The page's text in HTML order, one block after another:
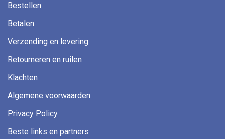
Bestellen
Betalen
Verzending en levering
Retourneren en ruilen
Klachten
Algemene voorwaarden
Privacy Policy
Beste links en partners